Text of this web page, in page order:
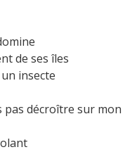
de ses îles
insecte
pas décroître sur mon